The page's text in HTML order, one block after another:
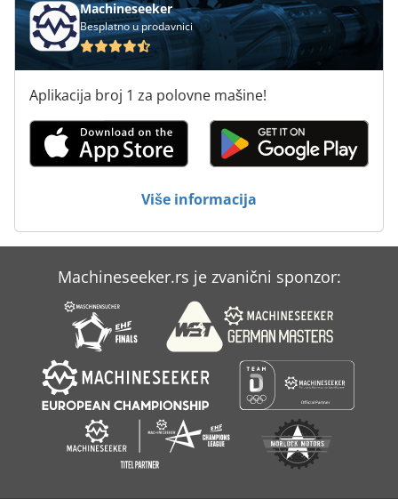
Lorch V30
Masine Za Kucanje
Mašina Za Hranu
Mašine Za Obradu Lima
Simatic S5
Soraluce Ta 20
Soraluce Ta 35
Machineseeker
Besplatno u prodavnici
Aplikacija broj 1 za polovne mašine!
Više informacija
Machineseeker.rs je zvanični sponzor: